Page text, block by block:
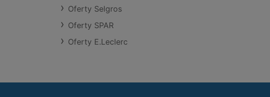
Oferty Selgros
Oferty SPAR
Oferty E.Leclerc